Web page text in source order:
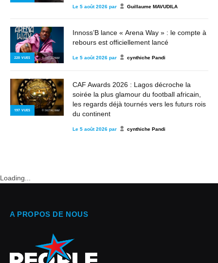
Le 5 août 2026 par Guillaume MAVUDILA
220 VUES © INSTAGRAM
Innoss’B lance « Arena Way » : le compte à
rebours est officiellement lancé
Le 5 août 2026 par cynthiche Pandi
197 VUES © INSTAGRAM
CAF Awards 2026 : Lagos décroche la
soirée la plus glamour du football africain,
les regards déjà tournés vers les futurs rois
du continent
Le 5 août 2026 par cynthiche Pandi
Loading...
A PROPOS DE NOUS